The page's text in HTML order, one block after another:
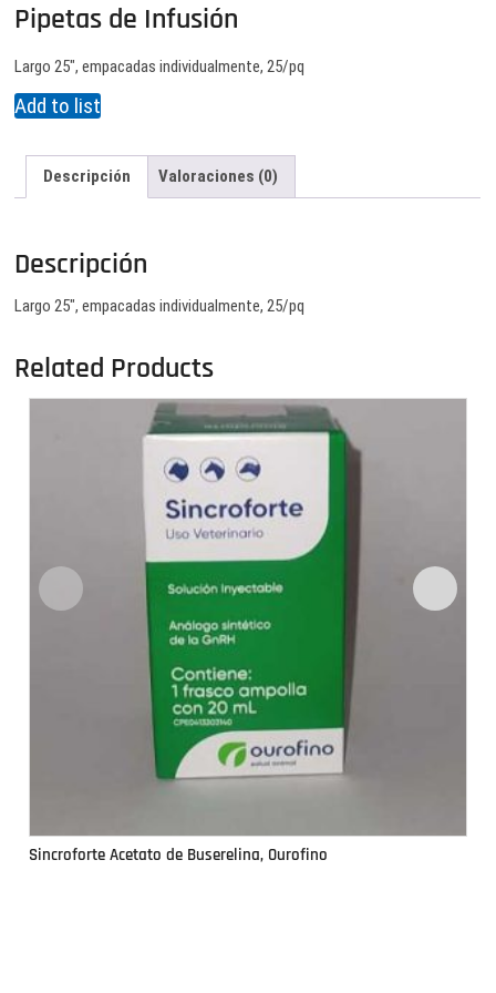
Pipetas de Infusión
Largo 25″, empacadas individualmente, 25/pq
Add to list
Descripción Valoraciones (0)
Descripción
Largo 25″, empacadas individualmente, 25/pq
Related Products
Sincroforte Acetato de Buserelina, Ourofino